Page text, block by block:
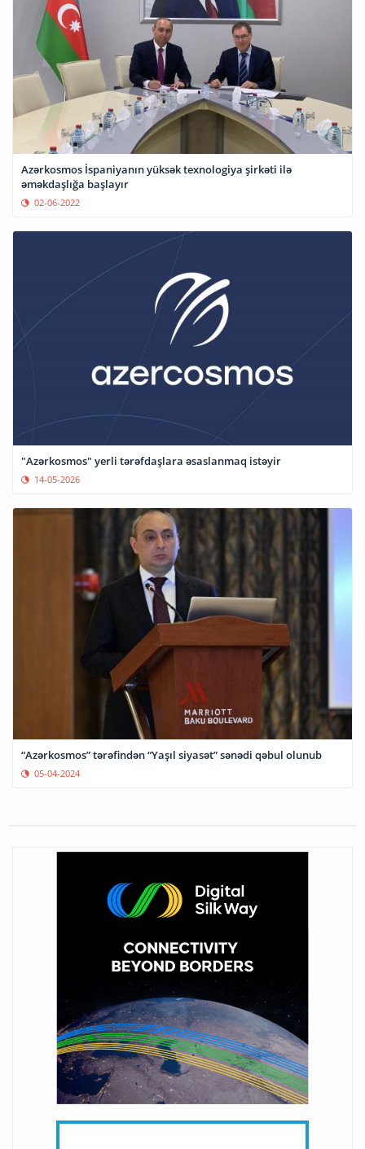
Azərkosmos İspaniyanın yüksək texnologiya şirkəti ilə
əməkdaşlığa başlayır
02-06-2022
"Azərkosmos" yerli tərəfdaşlara əsaslanmaq istəyir
14-05-2026
“Azərkosmos” tərəfindən “Yaşıl siyasət” sənədi qəbul olunub
05-04-2024